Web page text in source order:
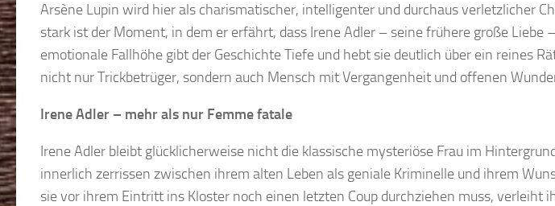
Arsène Lupin wird hier als charismatischer, intelligenter und durchaus verletzlicher
stark ist der Moment, in dem er erfährt, dass Irene Adler – seine frühere große Liebe
emotionale Fallhöhe gibt der Geschichte Tiefe und hebt sie deutlich über ein reines
nicht nur Trickbetrüger, sondern auch Mensch mit Vergangenheit und offenen
Irene Adler – mehr als nur Femme fatale
Irene Adler bleibt glücklicherweise nicht die klassische mysteriöse Frau im
innerlich zerrissen zwischen ihrem alten Leben als geniale Kriminelle und ihrem
sie vor ihrem Eintritt ins Kloster noch einen letzten Coup durchziehen muss, verleiht